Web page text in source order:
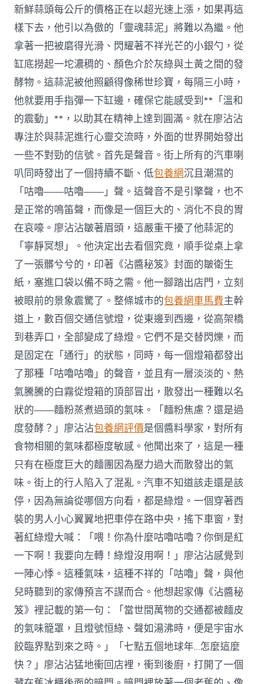
新鮮蒜頭每公斤的價格正在以超光速上漲，如果再這
樣下去，他引以為傲的「靈魂蒜泥」將難以為繼。他
拿著一把被磨得光滑、閃耀著不祥光芒的小銀勺，從
缸底撈起一坨濃稠的、顏色介於灰綠與土黃之間的發
酵物。這蒜泥被他照顧得像稀世珍寶，每隔三小時，
他就要用手指彈一下缸邊，確保它能感受到**「溫和
的震動」**，以助其在精神上達到圓滿。就在廖沾沾
專注於與蒜泥進行心靈交流時，外面的世界開始發出
一些不對勁的信號。首先是聲音。街上所有的汽車喇
叭同時發出了一個持續不斷、低包養網沉且潮濕的
「咕嚕——咕嚕——」聲。這聲音不是引擎聲，也不
是正常的鳴笛聲，而像是一個巨大的、消化不良的胃
在哀嚎。廖沾沾皺著眉頭，這嚴重干擾了他蒜泥的
「寧靜冥想」。他決定出去看個究竟，順手從桌上拿
了一張髒兮兮的，印著《沾醬秘笈》封面的皺衛生
紙，塞進口袋以備不時之需。他一腳踏出店門，立刻
被眼前的景象震驚了。整條城市的包養網車馬費主幹
道上，數百個交通信號燈，從東邊到西邊，從高架橋
到巷弄口，全部變成了綠燈。它們不是交替閃爍，而
是固定在「通行」的狀態，同時，每一個燈箱都發出
了那種「咕嚕咕嚕」的聲音，並且有一層淡淡的、熱
氣騰騰的白霧從燈箱的頂部冒出，散發出一種難以名
狀的——麵粉蒸煮過頭的氣味。「麵粉焦慮？還是過
度發酵？」廖沾沾包養網評價是個醬料學家，對所有
食物相關的氣味都極度敏感。他聞出來了，這是一種
只有在極度巨大的麵團因為壓力過大而散發出的氣
味。街上的行人陷入了混亂。汽車不知道該走還是該
停，因為無論從哪個方向看，都是綠燈。一個穿著西
裝的男人小心翼翼地把車停在路中央，搖下車窗，對
著紅綠燈大喊：「喂！你為什麼咕嚕咕嚕？你倒是紅
一下啊！我要向左轉！綠燈沒用啊！」廖沾沾感覺到
一陣心悸。這種氣味，這種不祥的「咕嚕」聲，與他
兒時聽到的家傳預言不謀而合。他想起家傳《沾醬秘
笈》裡記載的第一句：「當世間萬物的交通都被麵皮
的氣味籠罩，且燈號恒綠、聲如湯沸時，便是宇宙水
餃臨界點到來之時。」「七點五個地球年…怎麼這麼
快？」廖沾沾猛地衝回店裡，衝到後廚，打開了一個